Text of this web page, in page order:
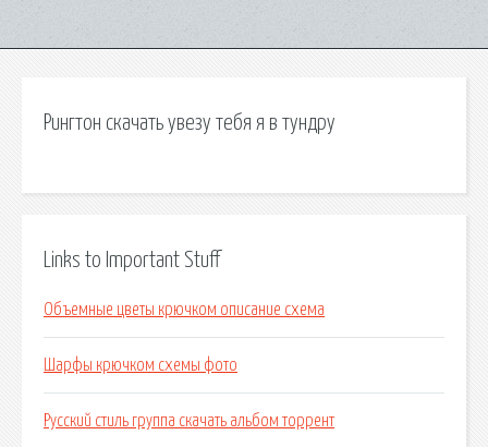
Рингтон скачать увезу тебя я в тундру
Links to Important Stuff
Объемные цветы крючком описание схема
Шарфы крючком схемы фото
Русский стиль группа скачать альбом торрент